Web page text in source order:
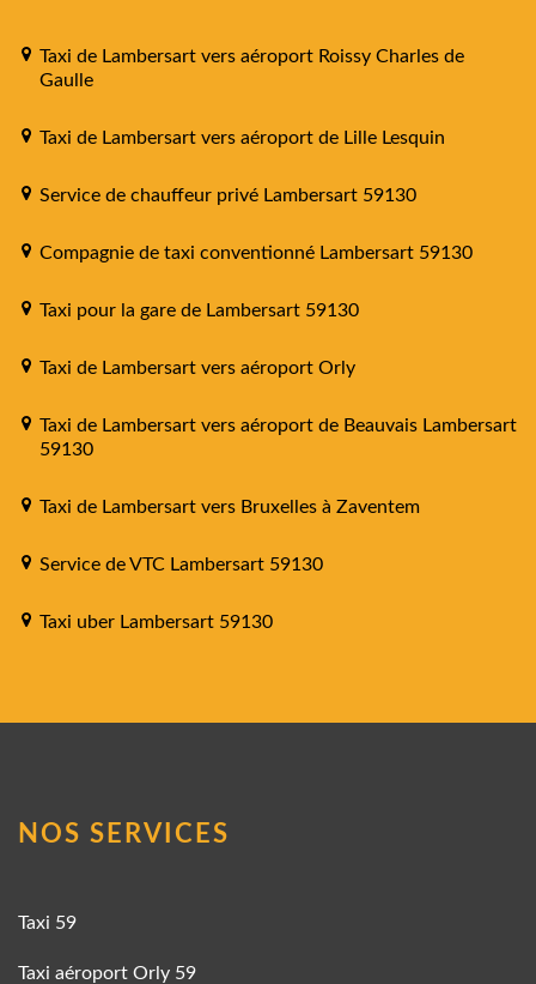
Taxi de Lambersart vers aéroport Roissy Charles de
Gaulle
Taxi de Lambersart vers aéroport de Lille Lesquin
Service de chauffeur privé Lambersart 59130
Compagnie de taxi conventionné Lambersart 59130
Taxi pour la gare de Lambersart 59130
Taxi de Lambersart vers aéroport Orly
Taxi de Lambersart vers aéroport de Beauvais Lambersart
59130
Taxi de Lambersart vers Bruxelles à Zaventem
Service de VTC Lambersart 59130
Taxi uber Lambersart 59130
NOS SERVICES
Taxi 59
Taxi aéroport Orly 59